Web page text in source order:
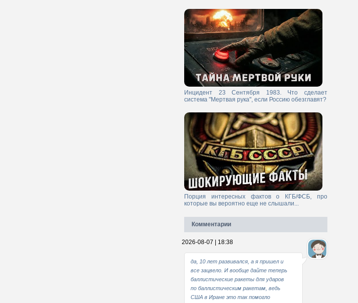
Инцидент 23 Сентября 1983. Что сделает
система "Мертвая рука", если Россию обезглавят?
Порция интересных фактов о КГБ/ФСБ, про
которые вы вероятно еще не слышали...
Комментарии
2026-08-07 | 18:38
да, 10 лет развивался, а я пришел и
все зацвело. И вообще дайте теперь
баллистические ракеты для ударов
по баллистическим ракетам, ведь
США в Иране это так помогло